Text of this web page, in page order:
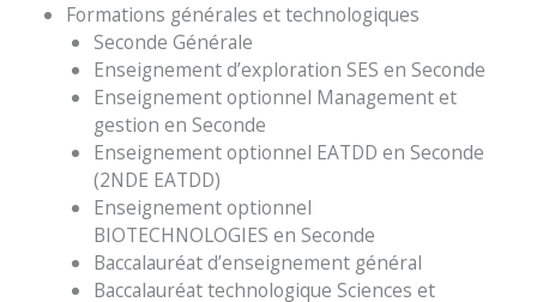
Formations générales et technologiques
Seconde Générale
Enseignement d’exploration SES en Seconde
Enseignement optionnel Management et
gestion en Seconde
Enseignement optionnel EATDD en Seconde
(2NDE EATDD)
Enseignement optionnel
BIOTECHNOLOGIES en Seconde
Baccalauréat d’enseignement général
Baccalauréat technologique Sciences et